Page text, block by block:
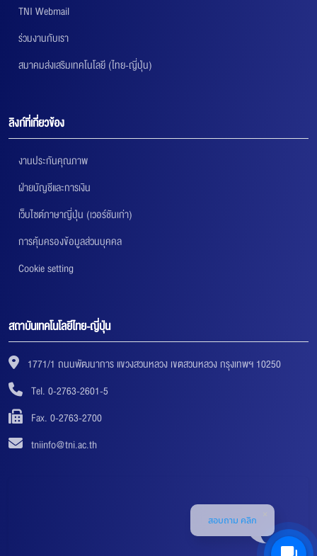
TNI Webmail
ร่วมงานกับเรา
สมาคมส่งเสริมเทคโนโลยี (ไทย-ญี่ปุ่น)
ลิงก์ที่เกี่ยวข้อง
งานประกันคุณภาพ
ฝ่ายบัญชีและการเงิน
เว็บไซต์ภาษาญี่ปุ่น (เวอร์ชันเก่า)
การคุ้มครองข้อมูลส่วนบุคคล
Cookie setting
สถาบันเทคโนโลยีไทย-ญี่ปุ่น
1771/1 ถนนพัฒนาการ แขวงสวนหลวง เขตสวนหลวง กรุงเทพฯ 10250
Tel. 0-2763-2601-5
Fax. 0-2763-2700
tniinfo@tni.ac.th
สอบถาม คลิก